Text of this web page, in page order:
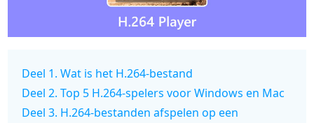
Deel 1. Wat is het H.264-bestand
Deel 2. Top 5 H.264-spelers voor Windows en Mac
Deel 3. H.264-bestanden afspelen op een